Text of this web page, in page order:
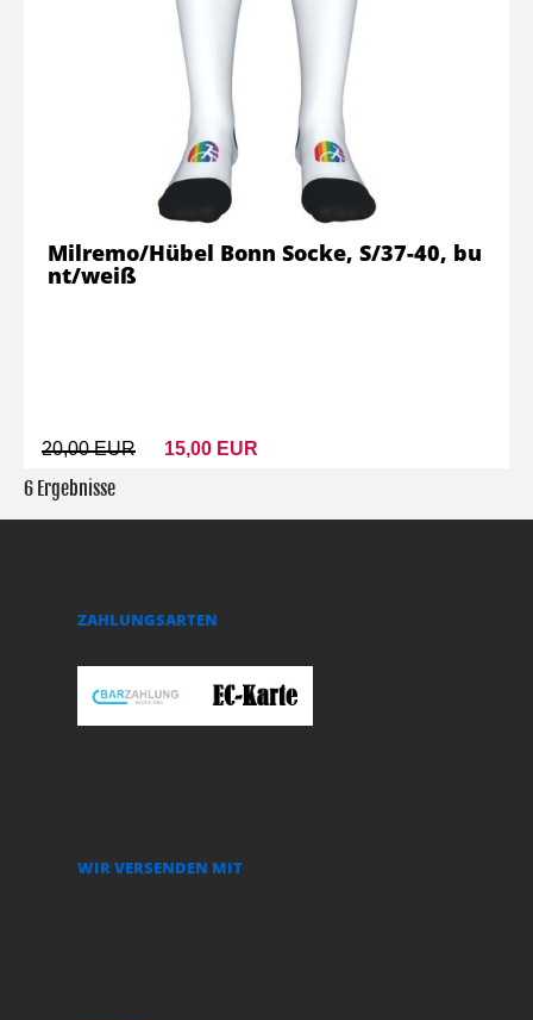
20,00 EUR 15,00 EUR
Milremo/Hübel Bonn Socke, S/37-40, bu
nt/weiß
6 Ergebnisse
ZAHLUNGSARTEN
WIR VERSENDEN MIT